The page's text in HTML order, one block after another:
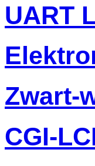
UART
Zwart-
CGI-